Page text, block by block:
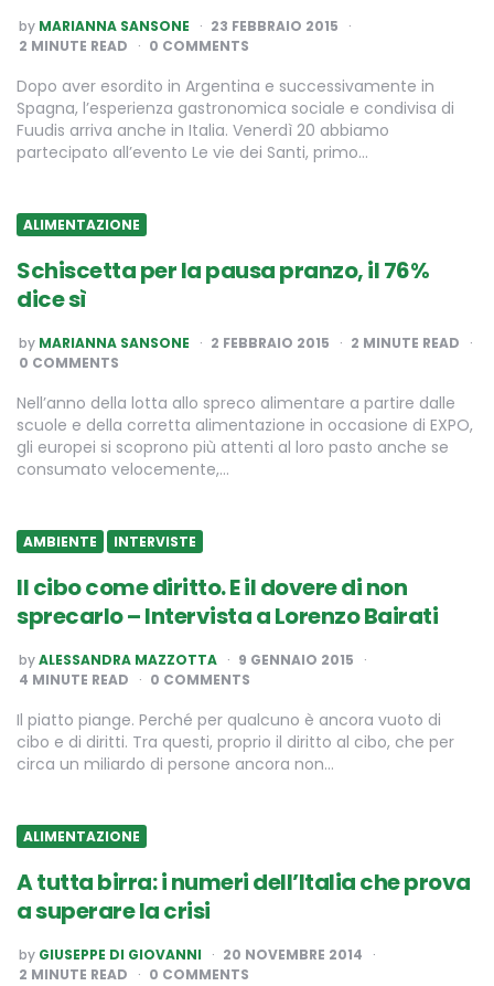
POSTED
BY
by MARIANNA SANSONE
23 FEBBRAIO 2015
2 MINUTE READ 0 COMMENTS
Dopo aver esordito in Argentina e successivamente in
Spagna, l’esperienza gastronomica sociale e condivisa di
Fuudis arriva anche in Italia. Venerdì 20 abbiamo
partecipato all’evento Le vie dei Santi, primo…
ALIMENTAZIONE
Schiscetta per la pausa pranzo, il 76%
dice sì
POSTED
BY
by MARIANNA SANSONE 2 FEBBRAIO 2015 2 MINUTE READ
0 COMMENTS
Nell’anno della lotta allo spreco alimentare a partire dalle
scuole e della corretta alimentazione in occasione di EXPO,
gli europei si scoprono più attenti al loro pasto anche se
consumato velocemente,…
AMBIENTE INTERVISTE
Il cibo come diritto. E il dovere di non
sprecarlo – Intervista a Lorenzo Bairati
POSTED
BY
byALESSANDRA MAZZOTTA
9 GENNAIO 2015
4 MINUTE READ 0 COMMENTS
Il piatto piange. Perché per qualcuno è ancora vuoto di
cibo e di diritti. Tra questi, proprio il diritto al cibo, che per
circa un miliardo di persone ancora non…
ALIMENTAZIONE
A tutta birra: i numeri dell’Italia che prova
a superare la crisi
POSTED
BY
by GIUSEPPE DI GIOVANNI
20 NOVEMBRE 2014
2 MINUTE READ 0 COMMENTS